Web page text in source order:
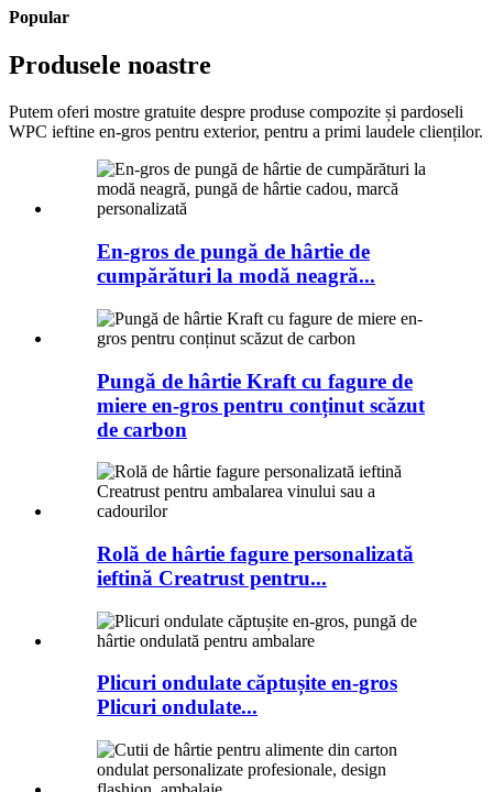
Popular
Produsele noastre
Putem oferi mostre gratuite despre produse compozite și pardoseli
WPC ieftine en-gros pentru exterior, pentru a primi laudele clienților.
En-gros de pungă de hârtie de
cumpărături la modă neagră...
Pungă de hârtie Kraft cu fagure de
miere en-gros pentru conținut scăzut
de carbon
Rolă de hârtie fagure personalizată
ieftină Creatrust pentru...
Plicuri ondulate căptușite en-gros
Plicuri ondulate...